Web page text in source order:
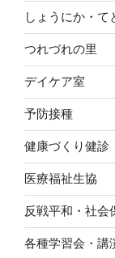
しょうにか・て
つれづれの里
デイケア室
予防接種
健康づくり健診
医療福祉生協
反戦平和・社会
各種学習会・講